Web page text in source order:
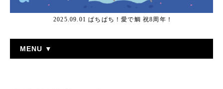
2025.09.01 ぱちぱち！愛で鯛 祝8周年！
MENU ▼